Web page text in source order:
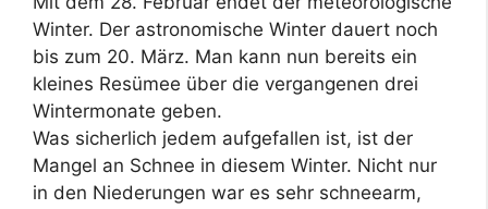
Winter. Der astronomische Winter dauert noch
bis zum 20. März. Man kann nun bereits ein
kleines Resümee über die vergangenen drei
Wintermonate geben.
Was sicherlich jedem aufgefallen ist, ist der
Mangel an Schnee in diesem Winter. Nicht nur
in den Niederungen war es sehr schneearm,